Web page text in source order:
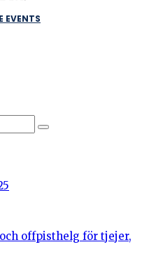
EVENTS
offpisthelg för tjejer,